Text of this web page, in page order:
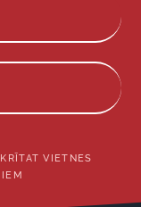
VIETNES